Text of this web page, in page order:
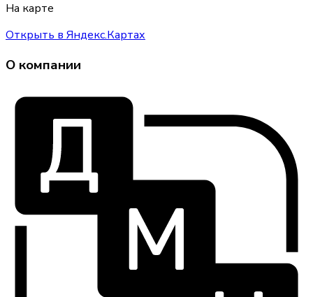
На карте
Открыть в Яндекс.Картах
О компании